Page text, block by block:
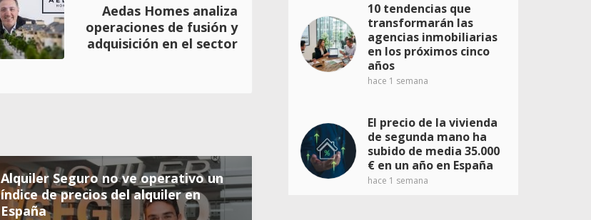
Aedas Homes analiza
operaciones de fusión y
adquisición en el sector
Alquiler Seguro no ve operativo un
índice de precios del alquiler en
España
10 tendencias que
transformarán las
agencias inmobiliarias
en los próximos cinco
años
hace 1 semana
El precio de la vivienda
de segunda mano ha
subido de media 35.000
€ en un año en España
hace 1 semana